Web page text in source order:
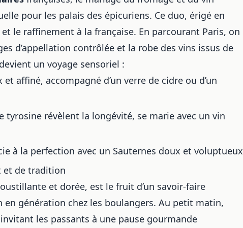
pour les palais des épicuriens. Ce duo, érigé en
le raffinement à la française. En parcourant Paris, on
d’appellation contrôlée et la robe des vins issus de
un voyage sensoriel :
affiné, accompagné d’un verre de cidre ou d’un
tyrosine révèlent la longévité, se marie avec un vin
à la perfection avec un Sauternes doux et voluptueux
et de tradition
et dorée, est le fruit d’un savoir-faire
génération chez les boulangers. Au petit matin,
les passants à une pause gourmande